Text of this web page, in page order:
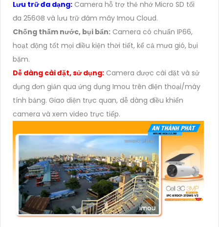
Lưu trữ đa dạng: Camera hỗ trợ thẻ nhớ Micro SD tối
đa 256GB và lưu trữ đám mây Imou Cloud.
Chống thấm nước, bụi bẩn: Camera có chuẩn IP66,
hoạt động tốt mọi điều kiện thời tiết, kể cả mưa gió, bụi
bặm.
Dễ dàng cài đặt, sử dụng: Camera được cài đặt và sử
dụng đơn giản qua ứng dụng Imou trên điện thoại/máy
tính bảng. Giao diện trực quan, dễ dàng điều khiển
camera và xem video trực tiếp.